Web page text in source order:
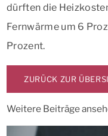
dürften die
Fernwärme um 6
Prozent.
ZURÜCK ZUR
Weitere Beiträge